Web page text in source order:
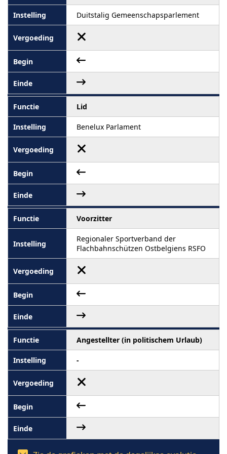
Duitstalig Gemeenschapsparlement
Lid
Benelux Parlament
Voorzitter
Regionaler Sportverband der
Flachbahnschützen Ostbelgiens RSFO
Angestellter (in politischem Urlaub)
-